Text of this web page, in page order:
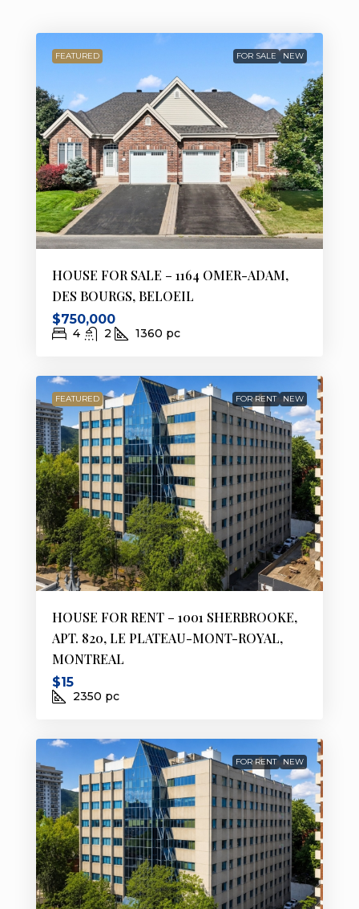
FEATURED FOR SALE NEW
HOUSE FOR SALE – 1164 OMER-ADAM,
DES BOURGS, BELOEIL
$750,000
4 2 1360 pc
FEATURED FOR RENT NEW
HOUSE FOR RENT – 1001 SHERBROOKE,
APT. 820, LE PLATEAU-MONT-ROYAL,
MONTREAL
$15
2350 pc
FOR RENT NEW